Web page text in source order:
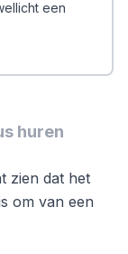
een
huren
zien dat het
om van een